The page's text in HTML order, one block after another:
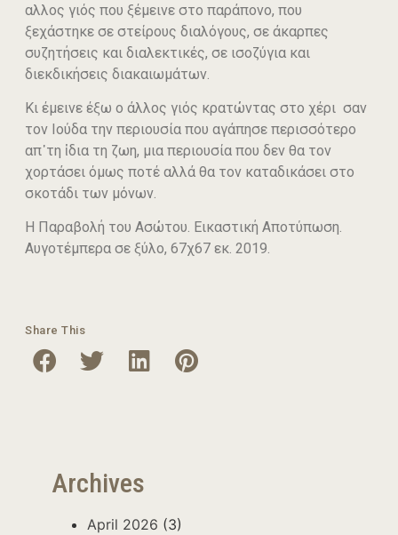
αλλος γιός που ξέμεινε στο παράπονο, που
ξεχάστηκε σε στείρους διαλόγους, σε άκαρπες
συζητήσεις και διαλεκτικές, σε ισοζύγια και
διεκδικήσεις διακαιωμάτων.
Κι έμεινε έξω ο άλλος γιός κρατώντας στο χέρι σαν
τον Ιούδα την περιουσία που αγάπησε περισσότερο
απ᾽τη ἰδια τη ζωη, μια περιουσία που δεν θα τον
χορτάσει όμως ποτέ αλλά θα τον καταδικάσει στο
σκοτάδι των μόνων.
Η Παραβολή του Ασώτου. Εικαστική Αποτύπωση.
Αυγοτέμπερα σε ξύλο, 67χ67 εκ. 2019.
Share This
Archives
April 2026 (3)